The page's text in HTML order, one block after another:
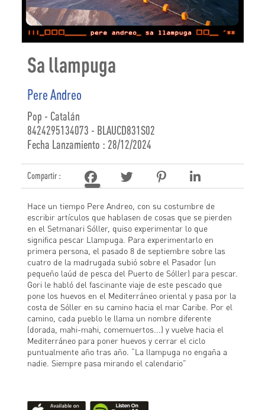
Sa llampuga
Pere Andreo
Pop - Catalán
8424295134073 - BLAUCD831S02
Fecha Lanzamiento : 28/12/2024
Compartir :
Hace un tiempo Pere Andreo, con su costumbre de
escribir artículos que hablasen de cosas que se pierden
en el Setmanari Sóller, quiso experimentar lo que
significa pescar Llampuga. Para experimentarlo en
primera persona, el pasado 8 de septiembre sobre las
cuatro de la madrugada subió sobre el Pasador (un
pequeño laúd de pesca del Puerto de Sóller) para pescar.
Gori le habló del fascinante viaje de este pescado que
pone los huevos en el Mediterráneo oriental y pasa por la
costa de Sóller en su camino hacia el mar Caribe. Por el
camino, cada pueblo le llama un nombre diferente
(dorada, mahi-mahi, comemuertos...) y vuelve hacia el
Mediterráneo para poner huevos y cerrar el ciclo
puntualmente año tras año. “La llampuga no engaña a
nadie. Siempre pasa mirando el calendario”